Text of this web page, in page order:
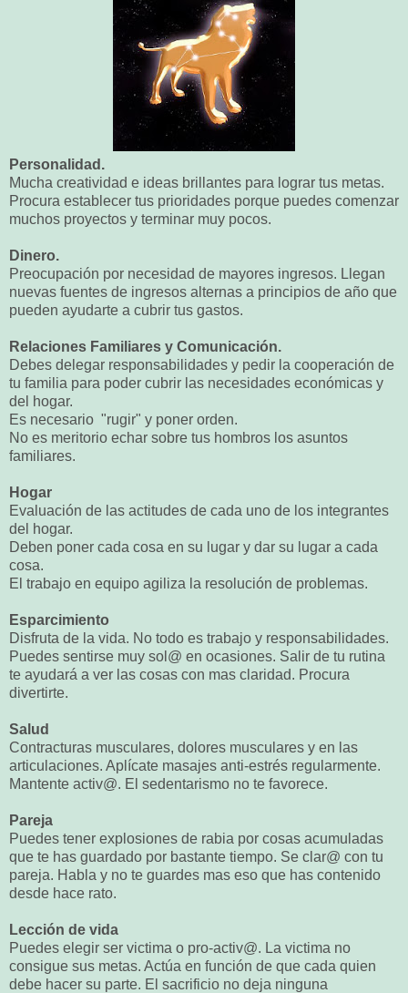
Personalidad.
Mucha creatividad e ideas brillantes para lograr tus metas.
Procura establecer tus prioridades porque puedes comenzar
muchos proyectos y terminar muy pocos.
Dinero.
Preocupación por necesidad de mayores ingresos. Llegan
nuevas fuentes de ingresos alternas a principios de año que
pueden ayudarte a cubrir tus gastos.
Relaciones Familiares y Comunicación.
Debes delegar responsabilidades y pedir la cooperación de
tu familia para poder cubrir las necesidades económicas y
del hogar.
Es necesario "rugir" y poner orden.
No es meritorio echar sobre tus hombros los asuntos
familiares.
Hogar
Evaluación de las actitudes de cada uno de los integrantes
del hogar.
Deben poner cada cosa en su lugar y dar su lugar a cada
cosa.
El trabajo en equipo agiliza la resolución de problemas.
Esparcimiento
Disfruta de la vida. No todo es trabajo y responsabilidades.
Puedes sentirse muy sol@ en ocasiones. Salir de tu rutina
te ayudará a ver las cosas con mas claridad. Procura
divertirte.
Salud
Contracturas musculares, dolores musculares y en las
articulaciones. Aplícate masajes anti-estrés regularmente.
Mantente activ@. El sedentarismo no te favorece.
Pareja
Puedes tener explosiones de rabia por cosas acumuladas
que te has guardado por bastante tiempo. Se clar@ con tu
pareja. Habla y no te guardes mas eso que has contenido
desde hace rato.
Lección de vida
Puedes elegir ser victima o pro-activ@. La victima no
consigue sus metas. Actúa en función de que cada quien
debe hacer su parte. El sacrificio no deja ninguna